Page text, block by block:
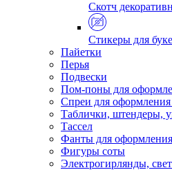
Скотч
Стикеры для
Пайетки
Перья
Подвески
Пом-поны для
Спреи для
Таблички, штендеры,
Тассел
Фанты для оформления
Фигуры соты
Электрогирлянды,